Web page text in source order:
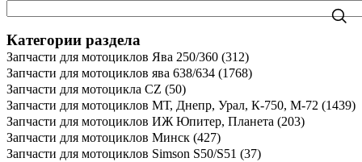
Категории раздела
Запчасти для мотоциклов Ява 250/360 (312)
Запчасти для мотоциклов ява 638/634 (1768)
Запчасти для мотоцикла CZ (50)
Запчасти для мотоциклов МТ, Днепр, Урал, К-750, М-72 (1439)
Запчасти для мотоциклов ИЖ Юпитер, Планета (203)
Запчасти для мотоциклов Минск (427)
Запчасти для мотоциклов Simson S50/S51 (37)